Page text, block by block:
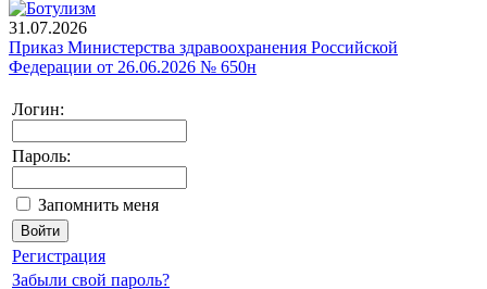
31.07.2026
Приказ Министерства здравоохранения Российской
Федерации от 26.06.2026 № 650н
Логин:
Пароль:
Запомнить меня
Регистрация
Забыли свой пароль?